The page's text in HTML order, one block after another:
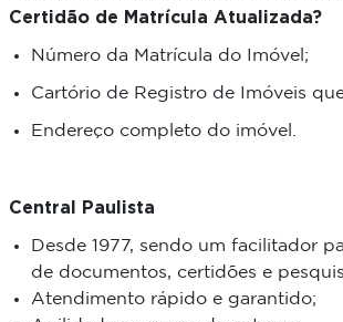
Certidão de Matrícula Atualizada?
Número da Matrícula do Imóvel;
Cartório de Registro de Imóveis
Endereço completo do imóvel.
Central Paulista
Desde 1977, sendo um facilitador
de documentos, certidões e
Atendimento rápido e garantido;